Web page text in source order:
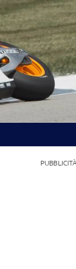
PUBBLICITÀ